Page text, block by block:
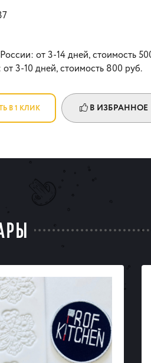
от 3-14 дней, стоимость
3-10 дней, стоимость 800 руб.
В 1 КЛИК В ИЗБРАННОЕ